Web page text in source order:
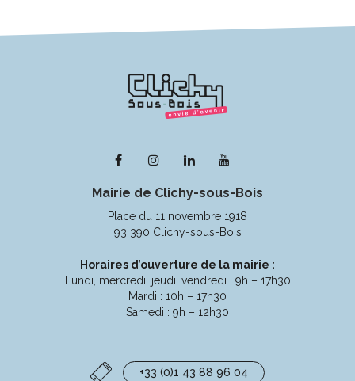
Lien
le
compte
Facebook
Lien
le
compte
Instagram
Lien
le
compte
Linkedin
la
chaîne
Youtube
Mairie de Clichy-sous-Bois
Place du 11 novembre 1918
93 390 Clichy-sous-Bois
Horaires d’ouverture de la mairie :
Lundi, mercredi, jeudi, vendredi : 9h – 17h30
Mardi : 10h – 17h30
Samedi : 9h – 12h30
+33 (0)1 43 88 96 04